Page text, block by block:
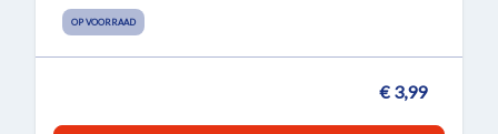
OP VOORRAAD
€ 3,99